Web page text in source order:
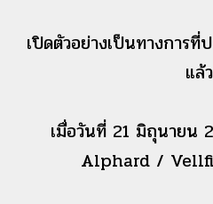
เปิดตัวอย่างเป็นทางการที่
แล้ว
เมื่อวันที่ 21 มิถุนาย
Alphard /